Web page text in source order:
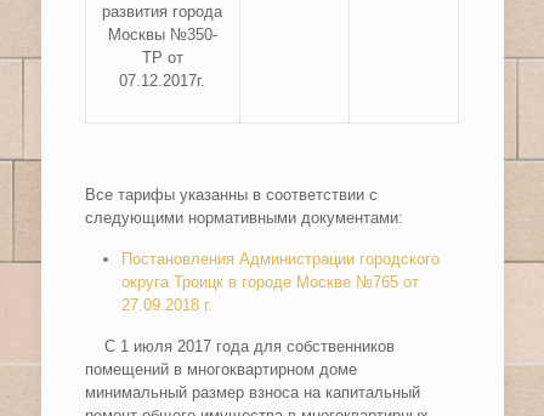
развития города
Москвы №350-
ТР от
07.12.2017г.
Все тарифы указанны в соответствии с
следующими нормативными документами:
Постановления Администрации городского
округа Троицк в городе Москве №765 от
27.09.2018 г.
С 1 июля 2017 года для собственников
помещений в многоквартирном доме
минимальный размер взноса на капитальный